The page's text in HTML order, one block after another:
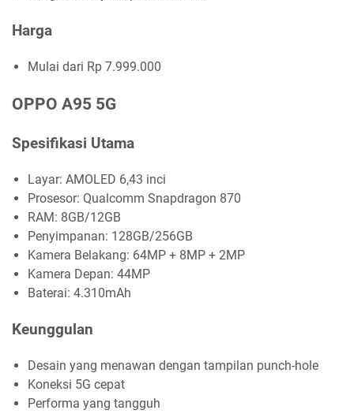
Harga
Mulai dari Rp 7.999.000
OPPO A95 5G
Spesifikasi Utama
Layar: AMOLED 6,43 inci
Prosesor: Qualcomm Snapdragon 870
RAM: 8GB/12GB
Penyimpanan: 128GB/256GB
Kamera Belakang: 64MP + 8MP + 2MP
Kamera Depan: 44MP
Baterai: 4.310mAh
Keunggulan
Desain yang menawan dengan tampilan punch-hole
Koneksi 5G cepat
Performa yang tangguh